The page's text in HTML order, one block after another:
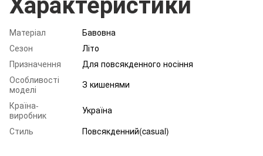
Матеріал
Бавовна
Сезон
Літо
Призначення
Для повсякденного носіння
Особливості
моделі
З кишенями
Країна-
виробник
Україна
Стиль
Повсякденний(casual)